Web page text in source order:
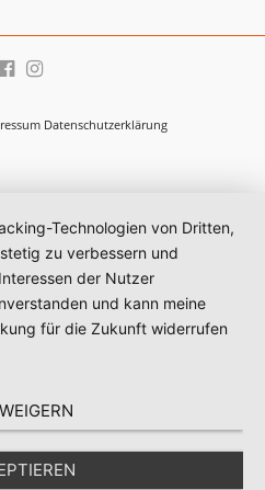
Datenschutzerklärung
Technologien von Dritten,
zu verbessern und
der Nutzer
und kann meine
für die Zukunft widerrufen